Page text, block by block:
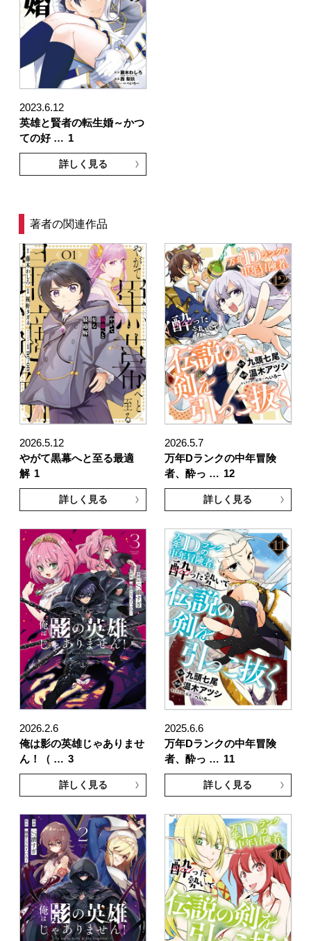
2023.6.12
英雄と賢者の転生婚～かつ
ての好 … 1
詳しく見る
著者の関連作品
2026.5.12
やがて黒幕へと至る最適
解 1
詳しく見る
2026.5.7
万年Dランクの中年冒険
者、酔っ … 12
詳しく見る
2026.2.6
俺は影の英雄じゃありませ
ん！（ … 3
詳しく見る
2025.6.6
万年Dランクの中年冒険
者、酔っ … 11
詳しく見る